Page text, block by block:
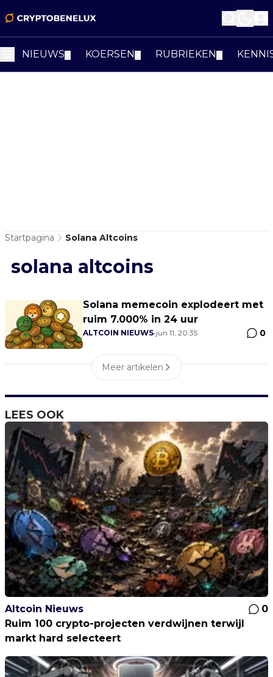
NIEUWS KOERSEN RUBRIEKEN
Startpagina Solana Altcoins
solana altcoins
Solana memecoin explodeert met
ruim 7.000% in 24 uur
ALTCOIN NIEUWS•jun 11, 20:35 0
Meer artikelen
LEES OOK
Altcoin Nieuws
0
Ruim 100 crypto-projecten verdwijnen terwijl
markt hard selecteert